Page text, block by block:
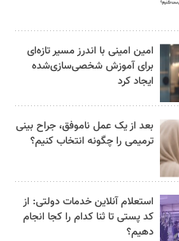
امین امینی با اندرز مسیر تازه‌ای
برای آموزش شخصی‌سازی‌شده
ایجاد کرد
بعد از یک عمل ناموفق، جراح بینی
ترمیمی را چگونه انتخاب کنیم؟
استعلام آنلاین خدمات دولتی: از
کد پستی تا ثنا کدام را کجا انجام
دهیم؟